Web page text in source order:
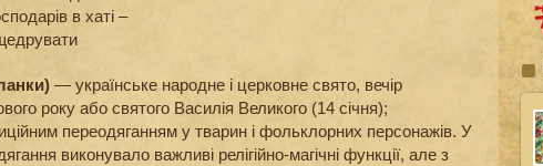
в хаті –
— українське народне і церковне свято, вечір
року або святого Василія Великого (14 січня);
переодяганням у тварин і фольклорних персонажів. У
виконувало важливі релігійно-магічні функції, але з